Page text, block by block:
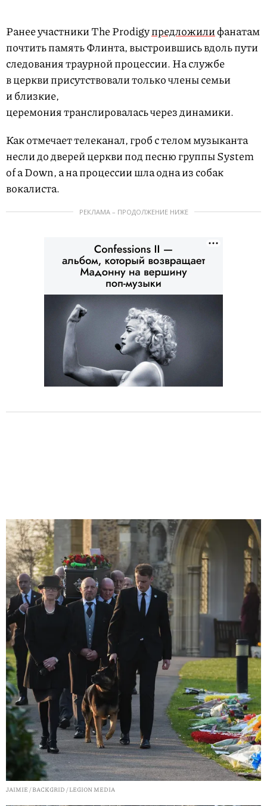
Ранее участники The Prodigyпредложилифанатам
почтить память Флинта, выстроившись вдоль пути
следования траурной процессии. На службе
в церкви присутствовали только члены семьи
и близкие,
церемония транслировалась через динамики.
Как отмечает телеканал, гроб с телом музыканта
несли до дверей церкви под песню группы System
of a Down, а на процессии шла одна из собак
вокалиста.
РЕКЛАМА – ПРОДОЛЖЕНИЕ НИЖЕ
JAIMIE / BACKGRID / LEGION MEDIA